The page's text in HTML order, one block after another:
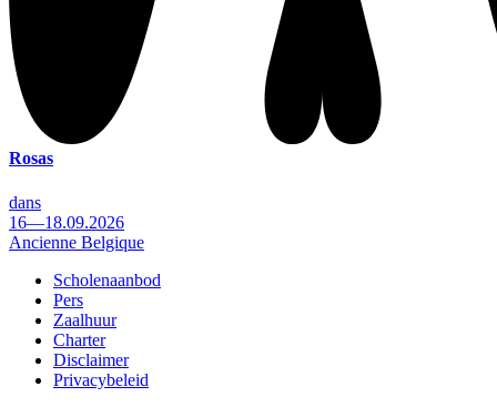
Rosas
dans
16—18.09.2026
Ancienne Belgique
Footer
Scholenaanbod
Pers
Zaalhuur
Charter
Disclaimer
Privacybeleid